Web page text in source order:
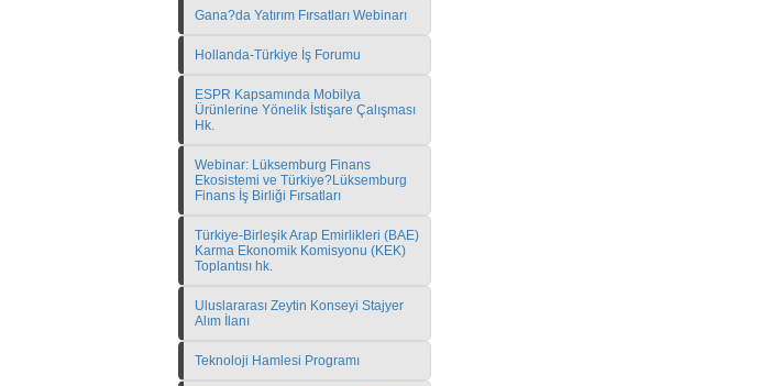
Gana?da Yatırım Fırsatları Webinarı
Hollanda-Türkiye İş Forumu
ESPR Kapsamında Mobilya
Ürünlerine Yönelik İstişare Çalışması
Hk.
Webinar: Lüksemburg Finans
Ekosistemi ve Türkiye?Lüksemburg
Finans İş Birliği Fırsatları
Türkiye-Birleşik Arap Emirlikleri (BAE)
Karma Ekonomik Komisyonu (KEK)
Toplantısı hk.
Uluslararası Zeytin Konseyi Stajyer
Alım İlanı
Teknoloji Hamlesi Programı